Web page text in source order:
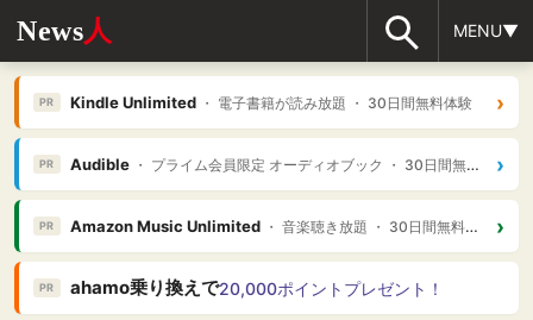
News人 MENU▼
PR Kindle Unlimited・ 電子書籍が読み放題 ・ 30日間無料体験 ›
PR Audible・ プライム会員限定 オーディオブック ・ 30日間無料体験 ›
PR Amazon Music Unlimited・ 音楽聴き放題 ・ 30日間無料体験 ›
PR ahamo乗り換えで20,000ポイントプレゼント！